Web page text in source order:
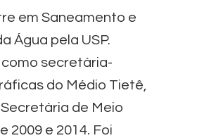
em Saneamento e
Água pela USP.
como secretária-
do Médio Tietê,
de Meio
2009 e 2014. Foi